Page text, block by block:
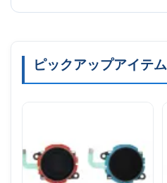
ピックアップアイテム